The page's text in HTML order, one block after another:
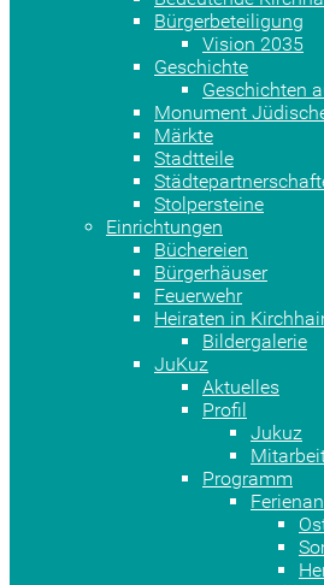
Bürgerbeteiligung
Vision 2035
Geschichte
Geschichten
Monument
Märkte
Stadtteile
Stolpersteine
Einrichtungen
Büchereien
Bürgerhäuser
Feuerwehr
Heiraten in
Bildergalerie
JuKuz
Aktuelles
Profil
Jukuz
Programm